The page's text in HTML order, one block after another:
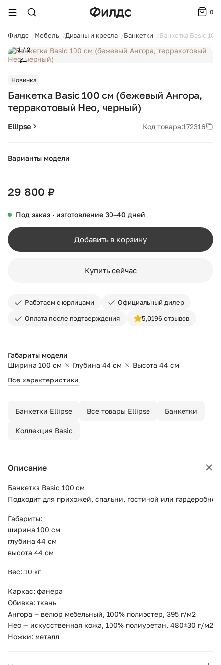
0
Филдс Мебель Диваны и кресла Банкетки Банкетка Basic
1 / 2
Новинка
Банкетка Basic 100 см (бежевый Ангора,
терракотовый Нео, черный)
Ellipse Код товара:172316
Варианты модели
29 800 ₽
Под заказ · изготовление 30–40 дней
Добавить в корзину
Купить сейчас
Работаем с юрлицами
Официальный дилер
Оплата после подтверждения
5,0196 отзывов
Габариты модели
Ширина 100 см
Глубина 44 см
Высота 44 см
Все характеристики
Банкетки Ellipse Все товары Ellipse Банкетки
Коллекция Basic
Описание
Банкетка Basic 100 см
Подходит для прихожей, спальни, гостиной или
Габариты:
ширина 100 см
глубина 44 см
высота 44 см
Вес: 10 кг
Каркас: фанера
Обивка: ткань
Ангора — велюр мебельный, 100% полиэстер, 395 г/м2
Нео — искусственная кожа, 100% полиуретан, 480±30 г/м2
Ножки: металл